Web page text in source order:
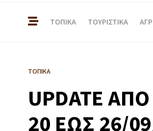
ΤΟΠΙΚΑ ΤΟΥΡΙΣΤΙΚΑ
ΤΟΠΙΚΑ
UPDATE
20 ΕΩΣ 26/